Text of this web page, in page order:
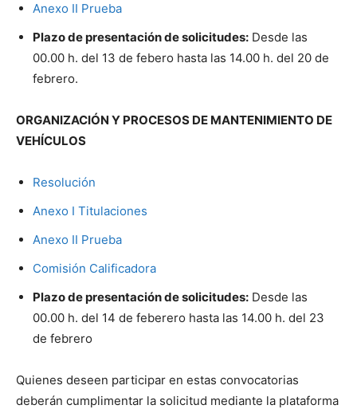
Anexo II Prueba
Plazo de presentación de solicitudes: Desde las
00.00 h. del 13 de febero hasta las 14.00 h. del 20 de
febrero.
ORGANIZACIÓN Y PROCESOS DE MANTENIMIENTO DE
VEHÍCULOS
Resolución
Anexo I Titulaciones
Anexo II Prueba
Comisión Calificadora
Plazo de presentación de solicitudes: Desde las
00.00 h. del 14 de feberero hasta las 14.00 h. del 23
de febrero
Quienes deseen participar en estas convocatorias
deberán cumplimentar la solicitud mediante la plataforma